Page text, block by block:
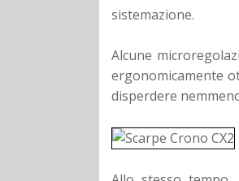
sistemazione.
Alcune
ergonomicamente
disperdere